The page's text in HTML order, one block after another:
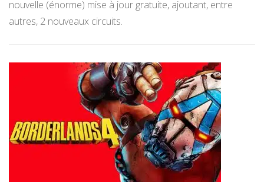
nouvelle (énorme) mise à jour gratuite, ajoutant, entre
autres, 2 nouveaux circuits.